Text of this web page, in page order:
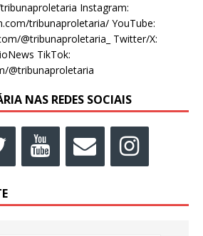
Instagram:
tribunaproletaria/ YouTube:
@tribunaproletaria_ Twitter/X:
TikTok:
@tribunaproletaria
NAS REDES SOCIAIS